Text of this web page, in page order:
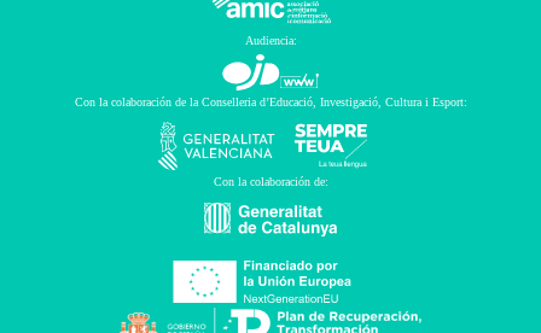
Audiencia:
Con la colaboración de la Conselleria d’Educació, Investigació, Cultura i Esport:
Con la colaboración de: